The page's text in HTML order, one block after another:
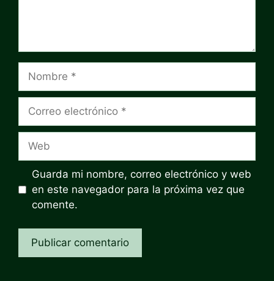
Nombre
Correo
Web
Guarda mi nombre, correo electrónico y web
en este navegador para la próxima vez que
comente.